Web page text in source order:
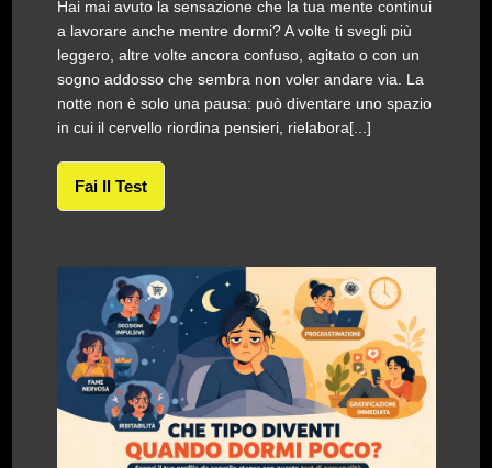
Hai mai avuto la sensazione che la tua mente continui
a lavorare anche mentre dormi? A volte ti svegli più
leggero, altre volte ancora confuso, agitato o con un
sogno addosso che sembra non voler andare via. La
notte non è solo una pausa: può diventare uno spazio
in cui il cervello riordina pensieri, rielabora[...]
Fai Il Test